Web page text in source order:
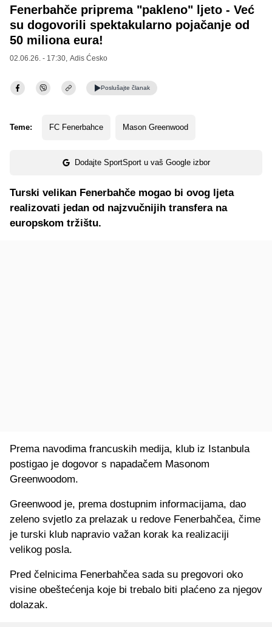
Fenerbahče priprema "pakleno" ljeto - Već
su dogovorili spektakularno pojačanje od
50 miliona eura!
02.06.26. - 17:30, Adis Ćesko
Poslušajte članak
Teme: FC Fenerbahce Mason Greenwood
Dodajte SportSport u vaš Google izbor
Turski velikan Fenerbahče mogao bi ovog ljeta
realizovati jedan od najzvučnijih transfera na
europskom tržištu.
Prema navodima francuskih medija, klub iz Istanbula
postigao je dogovor s napadačem Masonom
Greenwoodom.
Greenwood je, prema dostupnim informacijama, dao
zeleno svjetlo za prelazak u redove Fenerbahčea, čime
je turski klub napravio važan korak ka realizaciji
velikog posla.
Pred čelnicima Fenerbahčea sada su pregovori oko
visine obeštećenja koje bi trebalo biti plaćeno za njegov
dolazak.